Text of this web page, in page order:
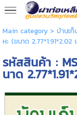
Main category> บ้านเก็
หะ (ขนาด 2.77*1.91*2.02
รหัสสินค้า :
นาด